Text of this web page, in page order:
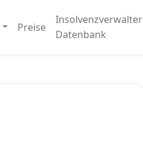
Preise
Insolvenzverwalter
Datenbank